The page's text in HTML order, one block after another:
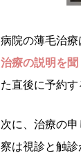
病院の薄毛治療
治療の説明を聞
た直後に予約
次に、治療の
察は視診と触診